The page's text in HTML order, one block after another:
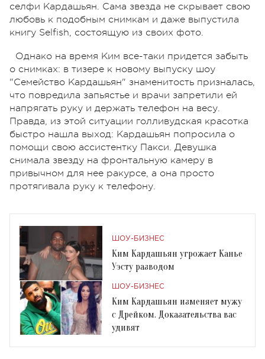
селфи Кардашьян. Сама звезда не скрывает свою
любовь к подобным снимкам и даже выпустила
книгу Selfish, состоящую из своих фото.
Однако на время Ким все-таки придется забыть
о снимках: в тизере к новому выпуску шоу
"Семейство Кардашьян" знаменитость призналась,
что повредила запьястье и врачи запретили ей
напрягать руку и держать телефон на весу.
Правда, из этой ситуации голливудская красотка
быстро нашла выход: Кардашьян попросила о
помощи свою ассистентку Пакси. Девушка
снимала звезду на фронтальную камеру в
привычном для нее ракурсе, а она просто
протягивала руку к телефону.
ШОУ-БИЗНЕС
Ким Кардашьян угрожает Канье
Уэсту разводом
ШОУ-БИЗНЕС
Ким Кардашьян изменяет мужу
с Дрейком. Доказательства вас
удивят